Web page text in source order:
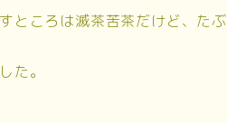
ところは滅茶苦茶だけど、たぶ
た。